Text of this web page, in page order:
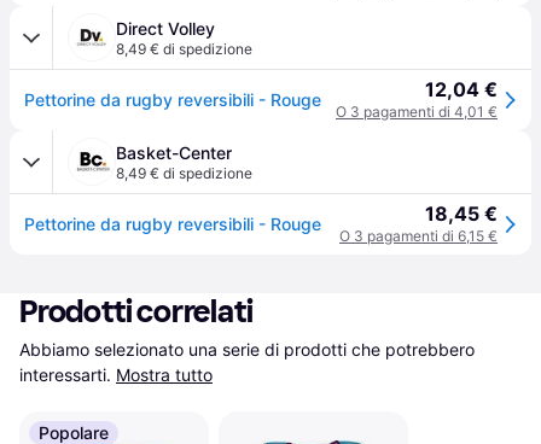
Direct Volley
8,49 € di spedizione
Pettorine da rugby reversibili - Rouge 12,04 €
O 3 pagamenti di 4,01 €
Basket-Center
8,49 € di spedizione
Pettorine da rugby reversibili - Rouge 18,45 €
O 3 pagamenti di 6,15 €
Prodotti correlati
Abbiamo selezionato una serie di prodotti che potrebbero
interessarti. Mostra tutto
Popolare